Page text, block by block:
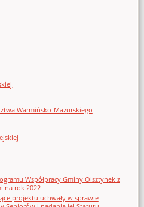
Warmińsko-Mazurskiego
Współpracy Gminy Olsztynek z
na rok 2022
projektu uchwały w sprawie